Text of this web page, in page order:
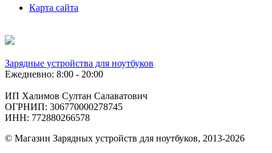
Карта сайта
Зарядные устройства для ноутбуков
Ежедневно: 8:00 - 20:00
ИП Халимов Султан Салаватович
ОГРНИП: 306770000278745
ИНН: 772880266578
© Магазин Зарядных устройств для ноутбуков, 2013-2026